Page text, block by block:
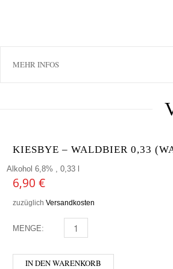
MEHR INFOS
KIESBYE – WALDBIER 0,33
Alkohol 6,8% , 0,33 l
6,90 €
zuzüglich Versandkosten
MENGE: KIESBYE - WALDBIER 0,33
IN DEN WARENKORB